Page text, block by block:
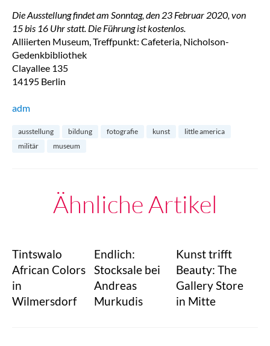
Die Ausstellung findet am Sonntag, den 23 Februar 2020, von
15 bis 16 Uhr statt. Die Führung ist kostenlos.
Alliierten Museum, Treffpunkt: Cafeteria, Nicholson-
Gedenkbibliothek
Clayallee 135
14195 Berlin
adm
ausstellung bildung fotografie kunst
little america
militär
museum
Ähnliche Artikel
Tintswalo
African Colors
in
Wilmersdorf
Endlich:
Stocksale bei
Andreas
Murkudis
Kunst trifft
Beauty: The
Gallery Store
in Mitte